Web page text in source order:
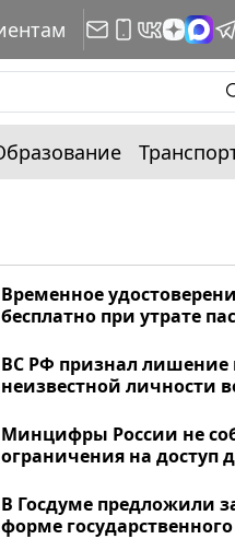
Временное
бесплатно при утрате
ВС РФ признал
неизвестной личности
Минцифры России не
ограничения на доступ
В Госдуме предложили
форме